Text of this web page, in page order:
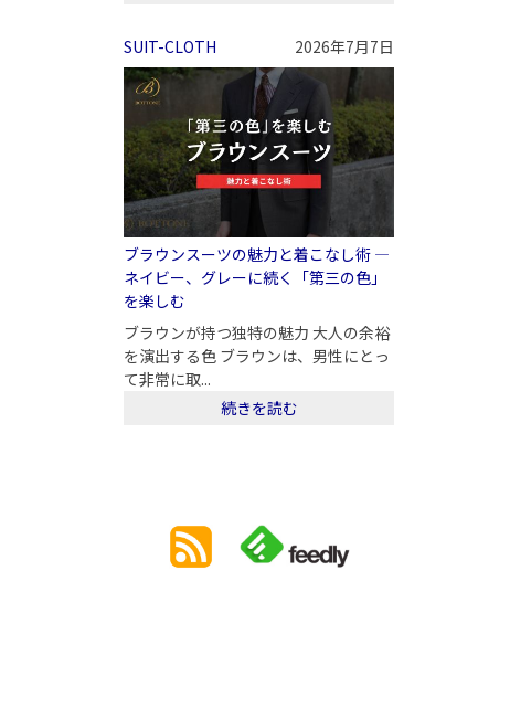
SUIT-CLOTH 2026年7月7日
ブラウンスーツの魅力と着こなし術 ―
ネイビー、グレーに続く「第三の色」
を楽しむ
ブラウンが持つ独特の魅力 大人の余裕
を演出する色 ブラウンは、男性にとっ
て非常に取...
続きを読む